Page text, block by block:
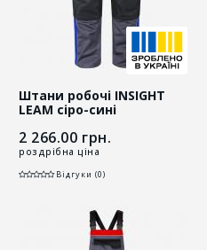
Штани робочі INSIGHT
LEAM сіро-сині
2 266.00 грн.
роздрібна ціна
Відгуки (0)